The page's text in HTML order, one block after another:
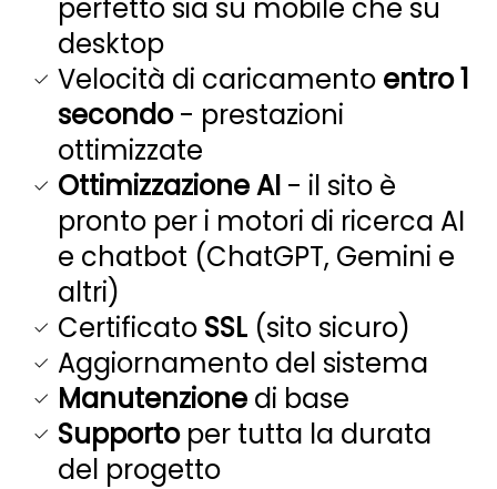
perfetto sia su mobile che su
desktop
Velocità di caricamento entro 1
secondo- prestazioni
ottimizzate
Ottimizzazione AI - il sito è
pronto per i motori di ricerca AI
e chatbot (ChatGPT, Gemini e
altri)
Certificato SSL (sito sicuro)
Aggiornamento del sistema
Manutenzione di base
Supportoper tutta la durata
del progetto